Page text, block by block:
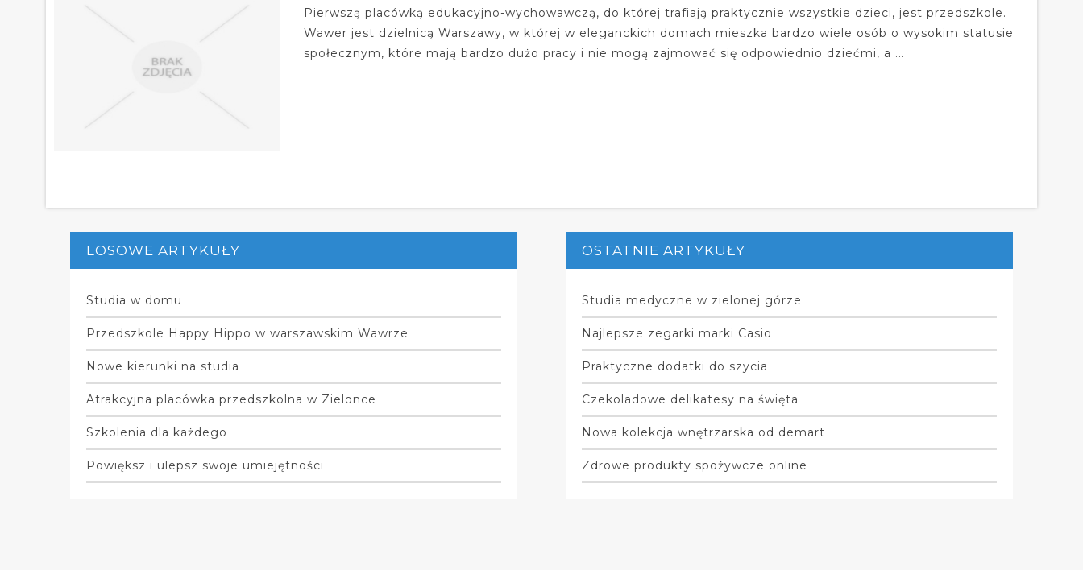
Pierwszą placówką edukacyjno-wychowawczą, do której trafiają praktycznie wszystkie dzieci, jest przedszkole.
Wawer jest dzielnicą Warszawy, w której w eleganckich domach mieszka bardzo wiele osób o wysokim statusie
społecznym, które mają bardzo dużo pracy i nie mogą zajmować się odpowiednio dziećmi, a ...
LOSOWE ARTYKUŁY
Studia w domu
Przedszkole Happy Hippo w warszawskim Wawrze
Nowe kierunki na studia
Atrakcyjna placówka przedszkolna w Zielonce
Szkolenia dla każdego
Powiększ i ulepsz swoje umiejętności
OSTATNIE ARTYKUŁY
Studia medyczne w zielonej górze
Najlepsze zegarki marki Casio
Praktyczne dodatki do szycia
Czekoladowe delikatesy na święta
Nowa kolekcja wnętrzarska od demart
Zdrowe produkty spożywcze online